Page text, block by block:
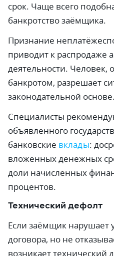
срок. Чаще всего
банкротство заёмщика.
Признание
приводит к распродаже
деятельности. Человек,
банкротом, разрешает
законодательной основе.
Специалисты
объявленного
банковские вклады:
вложенных денежных
доли начисленных
процентов.
Технический дефолт
Если заёмщик нарушает
договора, но не
возникает технический